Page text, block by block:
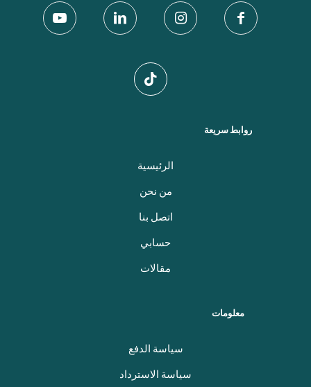
روابط سريعة
الرئيسية
من نحن
اتصل بنا
حسابي
مقالات
معلومات
سياسة الدفع
سياسة الاسترداد